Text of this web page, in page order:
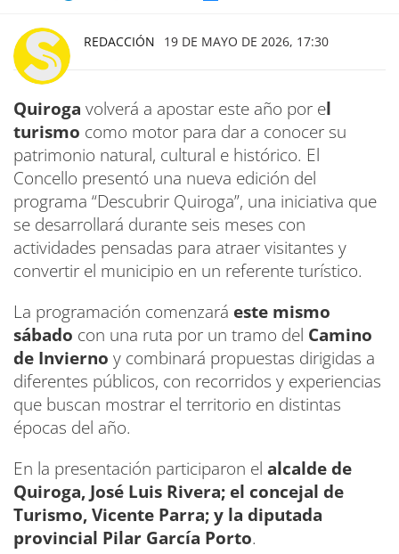
REDACCIÓN 19 DE MAYO DE 2026, 17:30
Quiroga volverá a apostar este año por el
turismo como motor para dar a conocer su
patrimonio natural, cultural e histórico. El
Concello presentó una nueva edición del
programa “Descubrir Quiroga”, una iniciativa que
se desarrollará durante seis meses con
actividades pensadas para atraer visitantes y
convertir el municipio en un referente turístico.
La programación comenzará este mismo
sábado con una ruta por un tramo del Camino
de Invierno y combinará propuestas dirigidas a
diferentes públicos, con recorridos y experiencias
que buscan mostrar el territorio en distintas
épocas del año.
En la presentación participaron el alcalde de
Quiroga, José Luis Rivera; el concejal de
Turismo, Vicente Parra; y la diputada
provincial Pilar García Porto.